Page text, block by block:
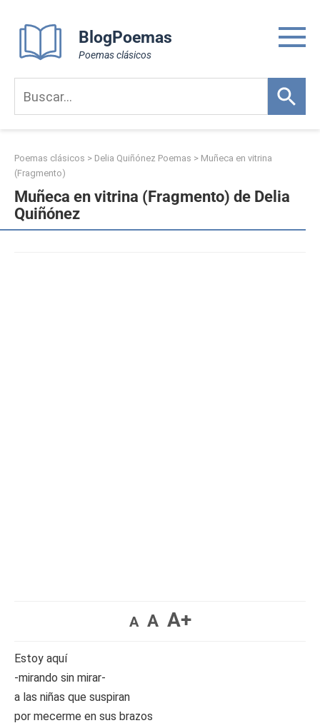
content
BlogPoemas
Poemas clásicos
Poemas clásicos > Delia Quiñónez Poemas > Muñeca en vitrina
(Fragmento)
Muñeca en vitrina (Fragmento) de Delia
Quiñónez
A A A+
Estoy aquí
-mirando sin mirar-
a las niñas que suspiran
por mecerme en sus brazos